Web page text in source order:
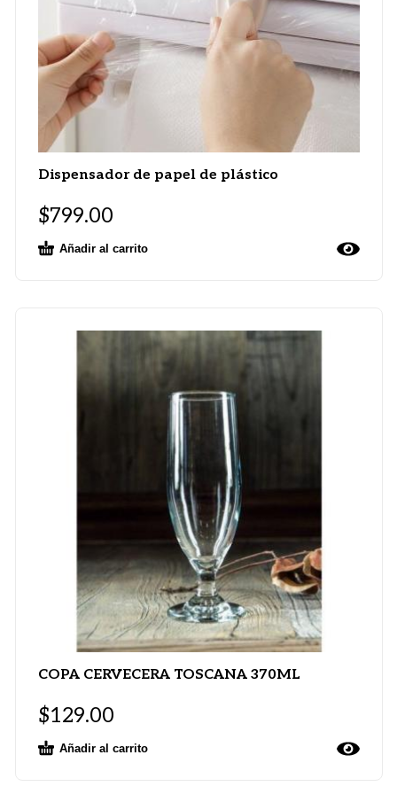
Dispensador de papel de plástico
$799.00
Añadir al carrito
COPA CERVECERA TOSCANA 370ML
$129.00
Añadir al carrito